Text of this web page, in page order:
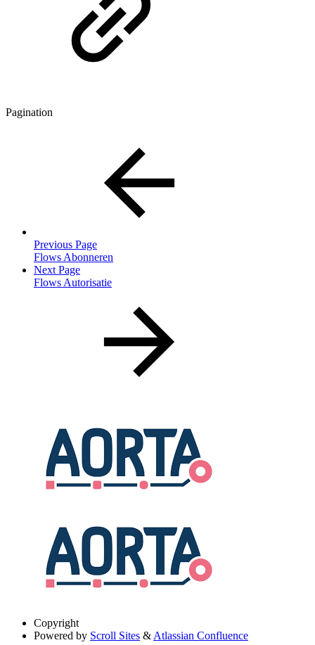
Pagination
Previous Page
Flows Abonneren
Next Page
Flows Autorisatie
Copyright
Powered by Scroll Sites & Atlassian Confluence